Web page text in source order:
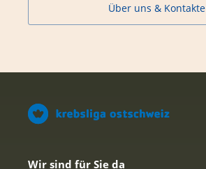
Über uns & Kontakte
Wir sind für Sie da